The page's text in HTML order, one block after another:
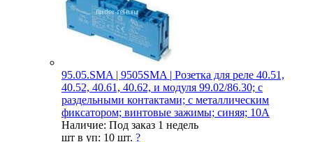
95.05.SMA | 9505SMA | Розетка для реле 40.51,
40.52, 40.61, 40.62, и модуля 99.02/86.30; с
раздельными контактами; с металлическим
фиксатором; винтовые зажимы; синяя; 10А
Наличие: Под заказ 1 недель
шт в уп: 10 шт. ?